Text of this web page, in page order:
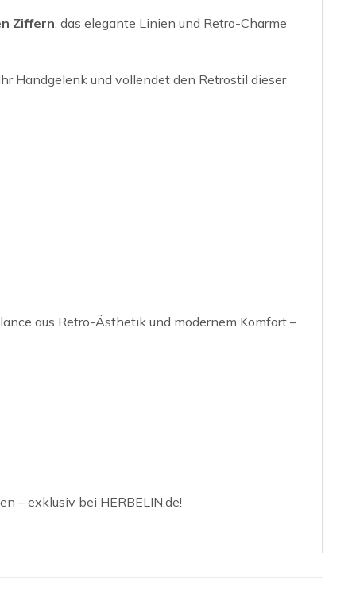
Ziffern, das elegante Linien und Retro-Charme
Handgelenk und vollendet den Retrostil dieser
aus Retro-Ästhetik und modernem Komfort –
– exklusiv bei HERBELIN.de!